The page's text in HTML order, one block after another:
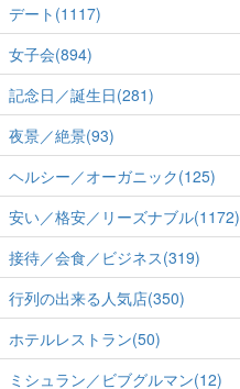
デート(1117)
女子会(894)
記念日／誕生日(281)
夜景／絶景(93)
ヘルシー／オーガニック(125)
安い／格安／リーズナブル(1172)
接待／会食／ビジネス(319)
行列の出来る人気店(350)
ホテルレストラン(50)
ミシュラン／ビブグルマン(12)